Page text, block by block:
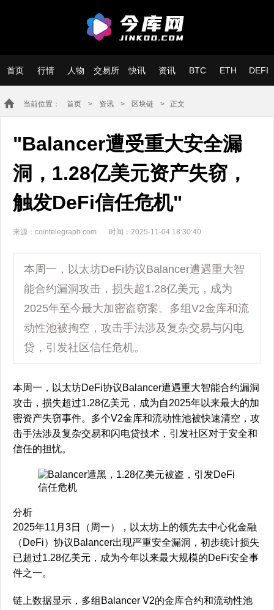
首页 行情 人物 交易所 快讯 资讯 BTC ETH DEFI
当前位置： 首页 > 资讯 > 区块链 > 正文
"Balancer遭受重大安全漏
洞，1.28亿美元资产失窃，
触发DeFi信任危机"
来源：cointelegraph.com 时间：2025-11-04 18:30:40
本周一，以太坊DeFi协议Balancer遭遇重大智
能合约漏洞攻击，损失超1.28亿美元，成为
2025年至今最大加密盗窃案。多组V2金库和流
动性池被掏空，攻击手法涉及复杂交易与闪电
贷，引发社区信任危机。
本周一，以太坊DeFi协议Balancer遭遇重大智能合约漏洞
攻击，损失超过1.28亿美元，成为自2025年以来最大的加
密资产失窃事件。多个V2金库和流动性池被快速清空，攻
击手法涉及复杂交易和闪电贷技术，引发社区对于安全和
信任的担忧。
分析
2025年11月3日（周一），以太坊上的领先去中心化金融
（DeFi）协议Balancer出现严重安全漏洞，初步统计损失
已超过1.28亿美元，成为今年以来最大规模的DeFi安全事
件之一。
链上数据显示，多组Balancer V2的金库合约和流动性池